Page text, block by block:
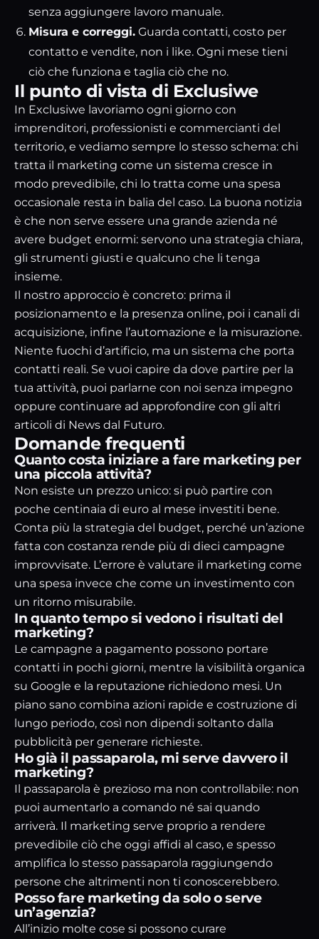
senza aggiungere lavoro manuale.
Misura e correggi. Guarda contatti, costo per
contatto e vendite, non i like. Ogni mese tieni
ciò che funziona e taglia ciò che no.
Il punto di vista di Exclusiwe
In Exclusiwe lavoriamo ogni giorno con
imprenditori, professionisti e commercianti del
territorio, e vediamo sempre lo stesso schema: chi
tratta il marketing come un sistema cresce in
modo prevedibile, chi lo tratta come una spesa
occasionale resta in balia del caso. La buona notizia
è che non serve essere una grande azienda né
avere budget enormi: servono una strategia chiara,
gli strumenti giusti e qualcuno che li tenga
insieme.
Il nostro approccio è concreto: prima il
posizionamento e la presenza online, poi i canali di
acquisizione, infine l’automazione e la misurazione.
Niente fuochi d’artificio, ma un sistema che porta
contatti reali. Se vuoi capire da dove partire per la
tua attività, puoi parlarne con noi senza impegno
oppure continuare ad approfondire con gli altri
articoli di News dal Futuro.
Domande frequenti
Quanto costa iniziare a fare marketing per
una piccola attività?
Non esiste un prezzo unico: si può partire con
poche centinaia di euro al mese investiti bene.
Conta più la strategia del budget, perché un’azione
fatta con costanza rende più di dieci campagne
improvvisate. L’errore è valutare il marketing come
una spesa invece che come un investimento con
un ritorno misurabile.
In quanto tempo si vedono i risultati del
marketing?
Le campagne a pagamento possono portare
contatti in pochi giorni, mentre la visibilità organica
su Google e la reputazione richiedono mesi. Un
piano sano combina azioni rapide e costruzione di
lungo periodo, così non dipendi soltanto dalla
pubblicità per generare richieste.
Ho già il passaparola, mi serve davvero il
marketing?
Il passaparola è prezioso ma non controllabile: non
puoi aumentarlo a comando né sai quando
arriverà. Il marketing serve proprio a rendere
prevedibile ciò che oggi affidi al caso, e spesso
amplifica lo stesso passaparola raggiungendo
persone che altrimenti non ti conoscerebbero.
Posso fare marketing da solo o serve
un’agenzia?
All’inizio molte cose si possono curare